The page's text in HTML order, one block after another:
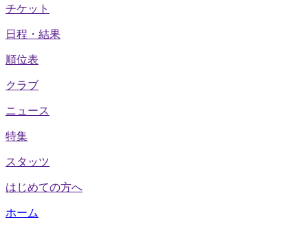
チケット
日程・結果
順位表
クラブ
ニュース
特集
スタッツ
はじめての方へ
ホーム